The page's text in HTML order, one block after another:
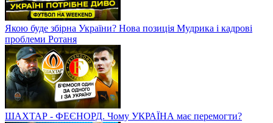
Якою буде збірна України? Нова позиція Мудрика і кадрові
проблеми Ротаня
ШАХТАР - ФЕЄНОРД. Чому УКРАЇНА має перемогти?